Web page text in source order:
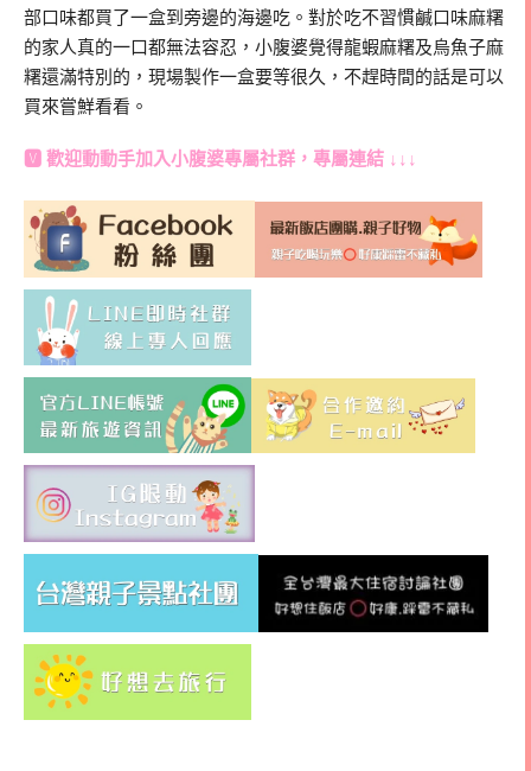
部口味都買了一盒到旁邊的海邊吃。對於吃不習慣鹹口味麻糬
的家人真的一口都無法容忍，小腹婆覺得龍蝦麻糬及烏魚子麻
糬還滿特別的，現場製作一盒要等很久，不趕時間的話是可以
買來嘗鮮看看。
🆅 歡迎動動手加入小腹婆專屬社群 ，專屬連結 ↓↓↓